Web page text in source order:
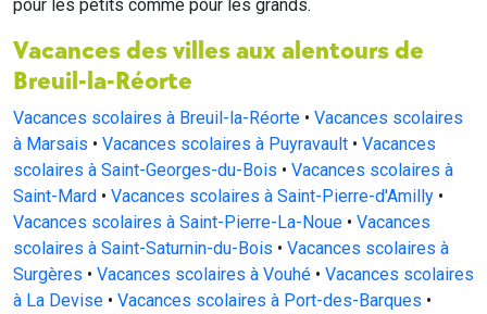
pour les petits comme pour les grands.
Vacances des villes aux alentours de
Breuil-la-Réorte
Vacances scolaires à Breuil-la-Réorte • Vacances scolaires
à Marsais • Vacances scolaires à Puyravault • Vacances
scolaires à Saint-Georges-du-Bois • Vacances scolaires à
Saint-Mard • Vacances scolaires à Saint-Pierre-d'Amilly •
Vacances scolaires à Saint-Pierre-La-Noue • Vacances
scolaires à Saint-Saturnin-du-Bois • Vacances scolaires à
Surgères • Vacances scolaires à Vouhé • Vacances scolaires
à La Devise • Vacances scolaires à Port-des-Barques •